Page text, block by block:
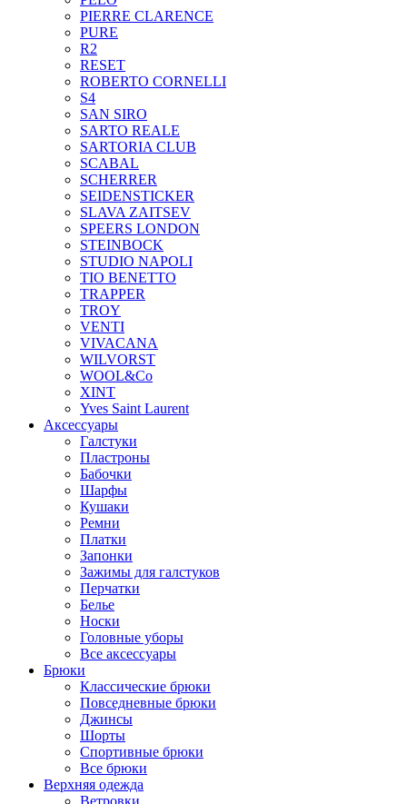
PIERRE CLARENCE
PURE
R2
RESET
ROBERTO CORNELLI
S4
SAN SIRO
SARTO REALE
SARTORIA CLUB
SCABAL
SCHERRER
SEIDENSTICKER
SLAVA ZAITSEV
SPEERS LONDON
STEINBOCK
STUDIO NAPOLI
TIO BENETTO
TRAPPER
TROY
VENTI
VIVACANA
WILVORST
WOOL&Co
XINT
Yves Saint Laurent
Аксессуары
Галстуки
Пластроны
Бабочки
Шарфы
Кушаки
Ремни
Платки
Запонки
Зажимы для галстуков
Перчатки
Белье
Носки
Головные уборы
Все аксессуары
Брюки
Классические брюки
Повседневные брюки
Джинсы
Шорты
Спортивные брюки
Все брюки
Верхняя одежда
Ветровки